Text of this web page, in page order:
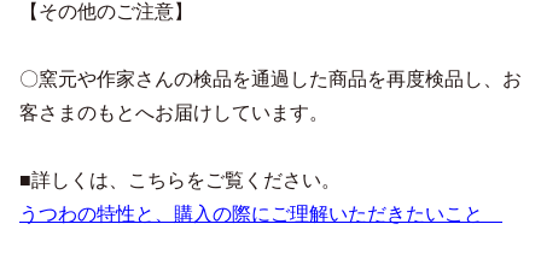
【その他のご注意】
〇窯元や作家さんの検品を通過した商品を再度検品し、お
客さまのもとへお届けしています。
■詳しくは、こちらをご覧ください。
うつわの特性と、購入の際にご理解いただきたいこと